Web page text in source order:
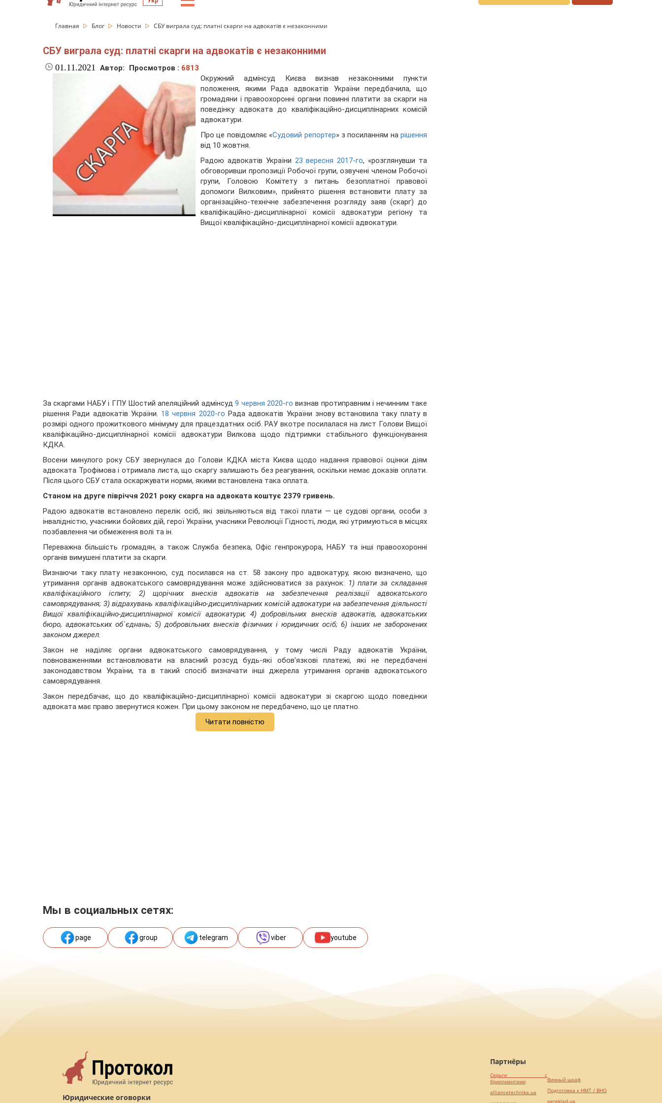
Главная Блог Новости СБУ виграла суд: платні скарги на адвокатів є незаконними
СБУ виграла суд: платні скарги на адвокатів є незаконними
01.11.2021 Автор: Просмотров : 6813
Окружний адмінсуд Києва визнав незаконними пункти
положення, якими Рада адвокатів України передбачила, що
громадяни і правоохоронні органи повинні платити за скарги на
поведінку адвоката до кваліфікаційно-дисциплінарних комісій
адвокатури.
Про це повідомляє «Судовий репортер» з посиланням на рішення
від 10 жовтня.
Радою адвокатів України 23 вересня 2017-го, «розглянувши та
обговоривши пропозиції Робочої групи, озвучені членом Робочої
групи, Головою Комітету з питань безоплатної правової
допомоги Вилковим», прийнято рішення встановити плату за
організаційно-технічне забезпечення розгляду заяв (скарг) до
кваліфікаційно-дисциплінарної комісії адвокатури регіону та
Вищої кваліфікаційно-дисциплінарної комісії адвокатури.
За скаргами НАБУ і ГПУ Шостий апеляційний адмінсуд9 червня 2020-го визнав протиправним і нечинним таке
рішення Ради адвокатів України. 18 червня 2020-го Рада адвокатів України знову встановила таку плату в
розмірі одного прожиткового мінімуму для працездатних осіб. РАУ вкотре посилалася на лист Голови Вищої
кваліфікаційно-дисциплінарної комісії адвокатури Вилкова щодо підтримки стабільного функціонування
КДКА.
Восени минулого року СБУ звернулася до Голови КДКА міста Києва щодо надання правової оцінки діям
адвоката Трофімова і отримала листа, що скаргу залишають без реагування, оскільки немає доказів оплати.
Після цього СБУ стала оскаржувати норми, якими встановлена така оплата.
Станом на друге півріччя 2021 року скарга на адвоката коштує 2379 гривень.
Радою адвокатів встановлено перелік осіб, які звільняються від такої плати — це судові органи, особи з
інвалідністю, учасники бойових дій, герої України, учасники Революції Гідності, люди, які утримуються в місцях
позбавлення чи обмеження волі та ін.
Переважна більшість громадян, а також Служба безпека, Офіс генпрокурора, НАБУ та інші правоохоронні
органів вимушені платити за скарги.
Визнаючи таку плату незаконною, суд посилався на ст. 58 закону про адвокатуру, якою визначено, що
утримання органів адвокатського самоврядування може здійснюватися за рахунок: 1) плати за складання
кваліфікаційного іспиту; 2) щорічних внесків адвокатів на забезпечення реалізації адвокатського
самоврядування; 3) відрахувань кваліфікаційно-дисциплінарних комісій адвокатури на забезпечення діяльності
Вищої кваліфікаційно-дисциплінарної комісії адвокатури; 4) добровільних внесків адвокатів, адвокатських
бюро, адвокатських об`єднань; 5) добровільних внесків фізичних і юридичних осіб; 6) інших не заборонених
законом джерел.
Закон не наділяє органи адвокатського самоврядування, у тому числі Раду адвокатів України,
повноваженнями встановлювати на власний розсуд будь-які обов’язкові платежі, які не передбачені
законодавством України, та в такий спосіб визначати інші джерела утримання органів адвокатського
самоврядування.
Закон передбачає, що до кваліфікаційно-дисциплінарної комісії адвокатури зі скаргою щодо поведінки
адвоката має право звернутися кожен. При цьому законом не передбачено, що це платно.
Читати повністю
Мы в социальных сетях:
page group telegram viber youtube
Юридические оговорки
Партнёры
Серьги с
бриллиантами
alliancetechnika.ua
Винный шкаф
Подготовка к НМТ / ВНО
pereklad.ua